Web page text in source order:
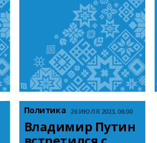
Политика 26 ИЮЛЯ 2023, 06:00
Владимир Путин